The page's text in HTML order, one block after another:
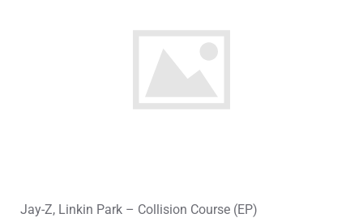
Jay-Z, Linkin Park – Collision Course (EP)